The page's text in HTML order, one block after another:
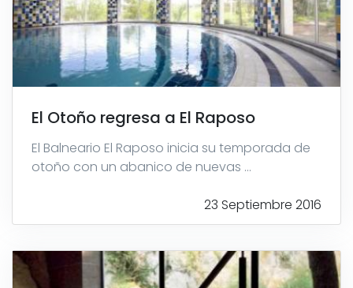
El Otoño regresa a El Raposo
El Balneario El Raposo inicia su temporada de
otoño con un abanico de nuevas ...
23 Septiembre 2016